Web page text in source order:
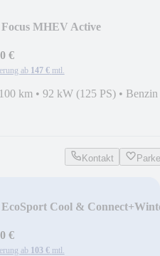
MHEV Active
€
ab 147 € mtl.
km • 92 kW (125 PS) • Benzin
Kontakt
Cool &
€
ab 103 € mtl.